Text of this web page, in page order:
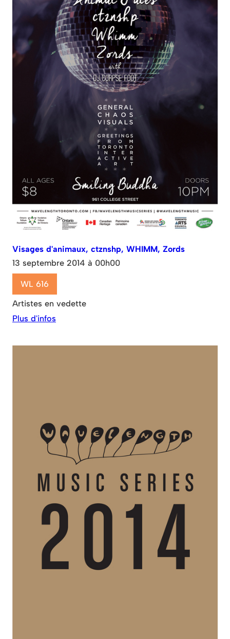
Visages d'animaux, ctznshp, WHIMM, Zords
13 septembre 2014 à 00h00
WL 616
Artistes en vedette
Plus d'infos